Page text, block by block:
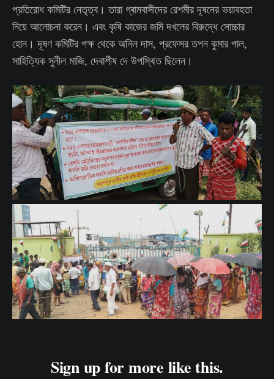
প্রতিরোধ কমিটির নেতৃত্ব। তারা গ্ৰামবাসীদের রেশমীর দূষনের ভয়াবহতা
নিয়ে আলোচনা করেন। এবং কৃষি কাজের জমি দখলের বিরুদ্ধে সোচ্চার
হোন। দূষণ কমিটির পক্ষ থেকে অনিল দাস, প্রফেসর তপন কুমার পাল,
সাহিত্যিক সুনীল মাজি, দেবাশীষ দে উপস্থিত ছিলেন।
Sign up for more like this.